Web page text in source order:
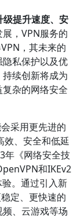
提升速度、安
，VPN服务的
，其未来的
私保护以及优
续创新将成为
杂的网络安全
采用更先进的
、安全和低延
年《网络安全技
和IKEv2
。通过引入新
定、更快速的
、云游戏等场